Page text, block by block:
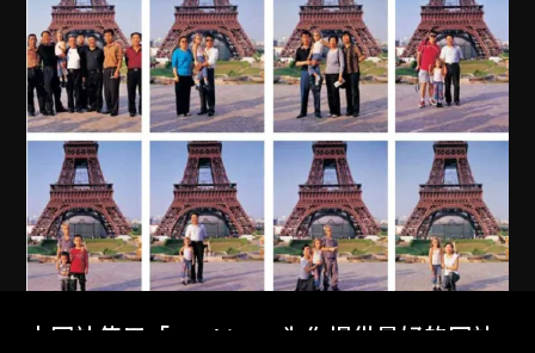
本网站使用「Cookies」为你提供最好的网站